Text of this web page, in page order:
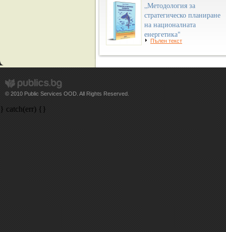
„Методология за
стратегическо планиране
на националната
енергетика"
Пълен текст
© 2010 Public Services OOD. All Rights Reserved.
} catch(err) {}